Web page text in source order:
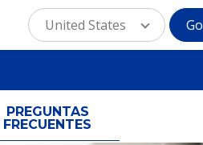
PREGUNTAS
FRECUENTES
United States Go